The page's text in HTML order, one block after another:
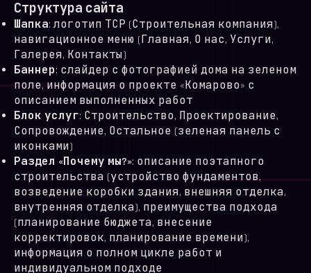
Структура сайта
Шапка: логотип ТСР (Строительная компания),
навигационное меню (Главная, О нас, Услуги,
Галерея, Контакты)
Баннер: слайдер с фотографией дома на зеленом
поле, информация о проекте «Комарово» с
описанием выполненных работ
Блок услуг: Строительство, Проектирование,
Сопровождение, Остальное (зеленая панель с
иконками)
Раздел «Почему мы?»: описание поэтапного
строительства (устройство фундаментов,
возведение коробки здания, внешняя отделка,
внутренняя отделка), преимущества подхода
(планирование бюджета, внесение
корректировок, планирование времени),
информация о полном цикле работ и
индивидуальном подходе